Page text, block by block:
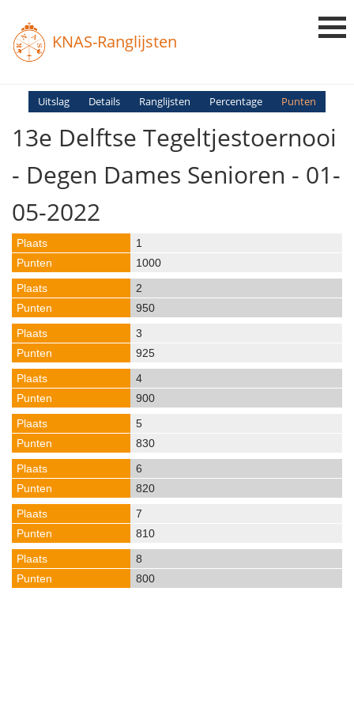
KNAS-Ranglijsten
Login
Uitslag Details Ranglijsten Percentage Punten
13e Delftse Tegeltjestoernooi
- Degen Dames Senioren - 01-
05-2022
1
1000
2
950
3
925
4
900
5
830
6
820
7
810
8
800